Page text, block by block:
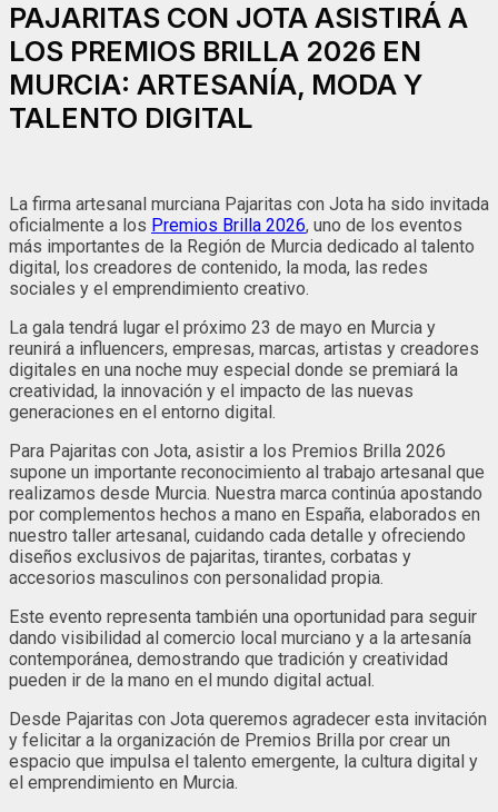
PAJARITAS CON JOTA ASISTIRÁ A
LOS PREMIOS BRILLA 2026 EN
MURCIA: ARTESANÍA, MODA Y
TALENTO DIGITAL
La firma artesanal murciana Pajaritas con Jota ha sido invitada
oficialmente a los Premios Brilla 2026, uno de los eventos
más importantes de la Región de Murcia dedicado al talento
digital, los creadores de contenido, la moda, las redes
sociales y el emprendimiento creativo.
La gala tendrá lugar el próximo 23 de mayo en Murcia y
reunirá a influencers, empresas, marcas, artistas y creadores
digitales en una noche muy especial donde se premiará la
creatividad, la innovación y el impacto de las nuevas
generaciones en el entorno digital.
Para Pajaritas con Jota, asistir a los Premios Brilla 2026
supone un importante reconocimiento al trabajo artesanal que
realizamos desde Murcia. Nuestra marca continúa apostando
por complementos hechos a mano en España, elaborados en
nuestro taller artesanal, cuidando cada detalle y ofreciendo
diseños exclusivos de pajaritas, tirantes, corbatas y
accesorios masculinos con personalidad propia.
Este evento representa también una oportunidad para seguir
dando visibilidad al comercio local murciano y a la artesanía
contemporánea, demostrando que tradición y creatividad
pueden ir de la mano en el mundo digital actual.
Desde Pajaritas con Jota queremos agradecer esta invitación
y felicitar a la organización de Premios Brilla por crear un
espacio que impulsa el talento emergente, la cultura digital y
el emprendimiento en Murcia.